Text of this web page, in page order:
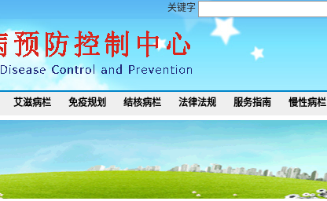
关键字
艾滋病栏 免疫规划 结核病栏 法律法规 服务指南 慢性病栏